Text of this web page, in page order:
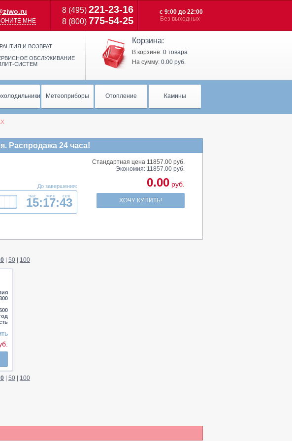
МНЕ
8 (495) 221-23-16
8 (800) 775-54-25
с 9:00 до 22:00
Без выходных
И ВОЗВРАТ
ОБСЛУЖИВАНИЕ
СИСТЕМ
Корзина:
В корзине: 0 товара
На сумму: 0.00 руб.
Метеоприборы Отопление Камины
Распродажа 24 часа!
До завершения:
час
15:
мин
17:
сек
43
Стандартная цена 11857.00 руб.
Экономия: 11857.00 руб.
0.00 руб.
ХОЧУ КУПИТЬ!
50 100
50 100